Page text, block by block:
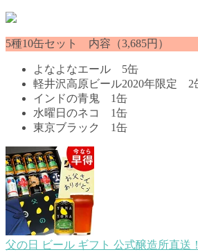
5種10缶セット 内容（3,685円）
よなよなエール 5缶
軽井沢高原ビール2020年限定 2
インドの青鬼 1缶
水曜日のネコ 1缶
東京ブラック 1缶
父の日 ビール ギフト 公式醸造所直送